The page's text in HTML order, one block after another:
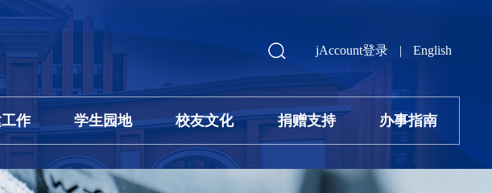
jAccount登录 | English
作 学生园地 校友文化 捐赠支持 办事指南